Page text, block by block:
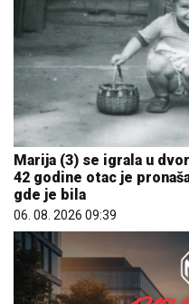
Marija (3) se igrala u
42 godine otac je
gde je bila
06. 08. 2026 09:39